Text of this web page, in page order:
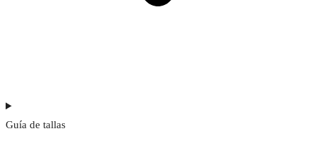
Guía de tallas